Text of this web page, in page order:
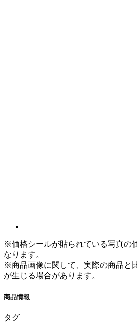
※価格シールが貼られている写真の
なります。
※商品画像に関して、実際の商品と
が生じる場合があります。
商品情報
タグ